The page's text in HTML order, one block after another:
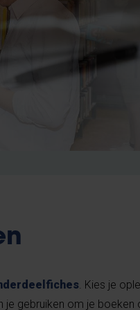
. Kies je
je gebruiken om je boeken